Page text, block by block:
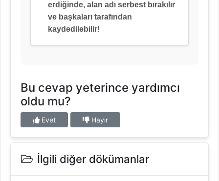
erdiğinde, alan adı serbest bırakılır
ve başkaları tarafından
kaydedilebilir!
Bu cevap yeterince yardımcı
oldu mu?
Evet Hayır
İlgili diğer dökümanlar